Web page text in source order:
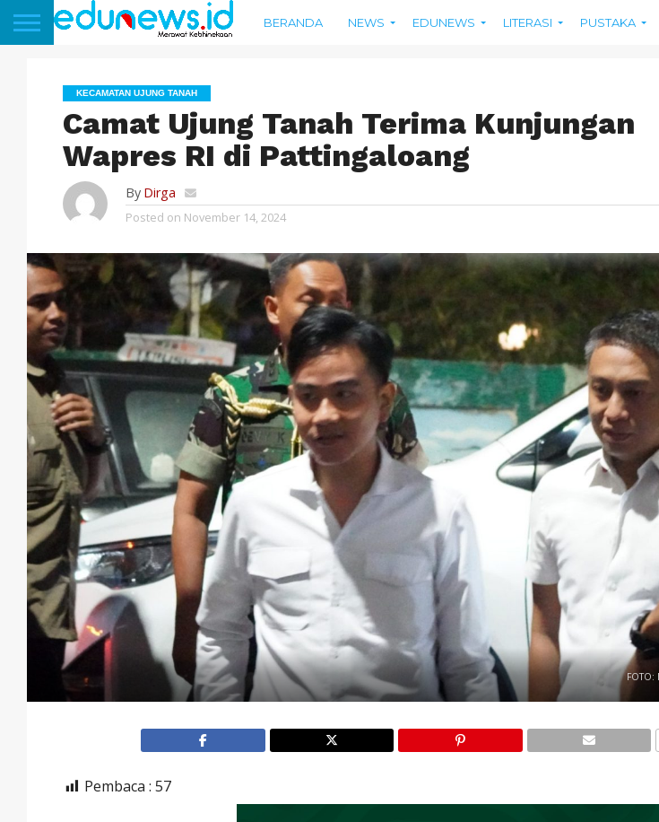
BERANDA NEWS EDUNEWS LITERASI PUSTAKA
KECAMATAN UJUNG TANAH
Camat Ujung Tanah Terima Kunjungan
Wapres RI di Pattingaloang
By Dirga
Posted on November 14, 2024
FOTO:
Pembaca : 57